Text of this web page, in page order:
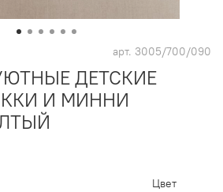
арт. 3005/700/090
ДЕТСКИЕ
И МИННИ
Цвет